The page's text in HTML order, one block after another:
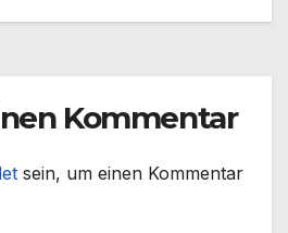
Kommentar
sein, um einen Kommentar